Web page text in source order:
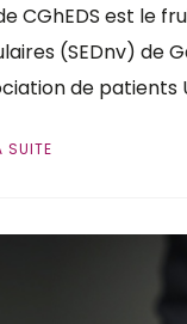
CGhEDS est le
(SEDnv) de
de
SUITE